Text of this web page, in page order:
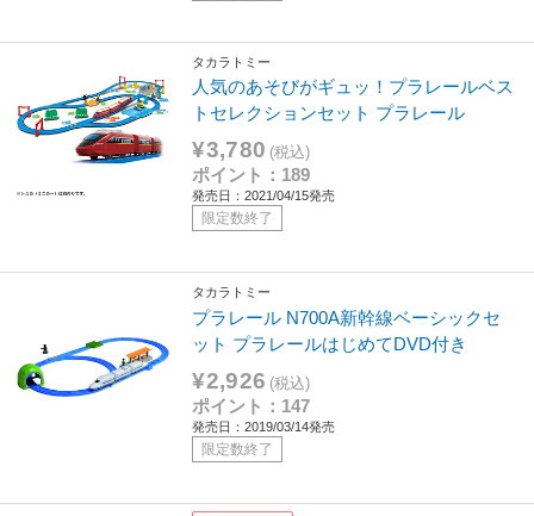
タカラトミー
人気のあそびがギュッ！プラレールベス
トセレクションセット プラレール
¥3,780 (税込)
ポイント：189
発売日：2021/04/15発売
限定数終了
タカラトミー
プラレール N700A新幹線ベーシックセ
ット プラレールはじめてDVD付き
¥2,926 (税込)
ポイント：147
発売日：2019/03/14発売
限定数終了